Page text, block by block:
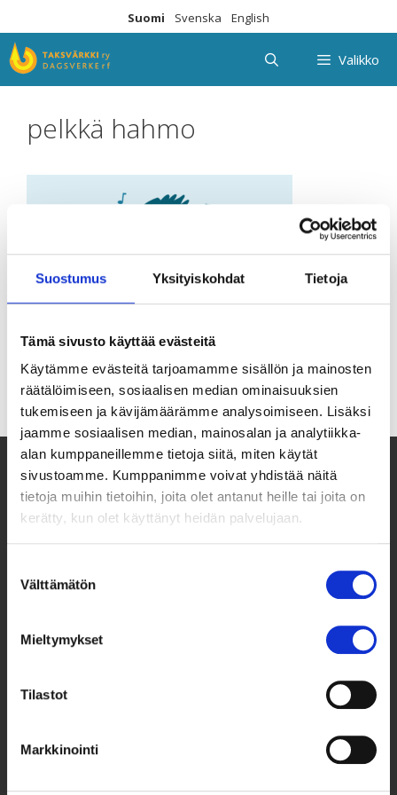
Suostumus Yksityiskohdat Tietoja
Tämä sivusto käyttää evästeitä
Käytämme evästeitä tarjoamamme sisällön ja mainosten
räätälöimiseen, sosiaalisen median ominaisuuksien
tukemiseen ja kävijämäärämme analysoimiseen. Lisäksi
jaamme sosiaalisen median, mainosalan ja analytiikka-
alan kumppaneillemme tietoja siitä, miten käytät
sivustoamme. Kumppanimme voivat yhdistää näitä
tietoja muihin tietoihin, joita olet antanut heille tai joita on
kerätty, kun olet käyttänyt heidän palvelujaan.
valinta
Välttämätön
Mieltymykset
Tilastot
Markkinointi
sisältöön
Suomi Svenska English
Valikko
pelkkä hahmo
Taksvärkki ry
Globaalikeskus
050 341 5507